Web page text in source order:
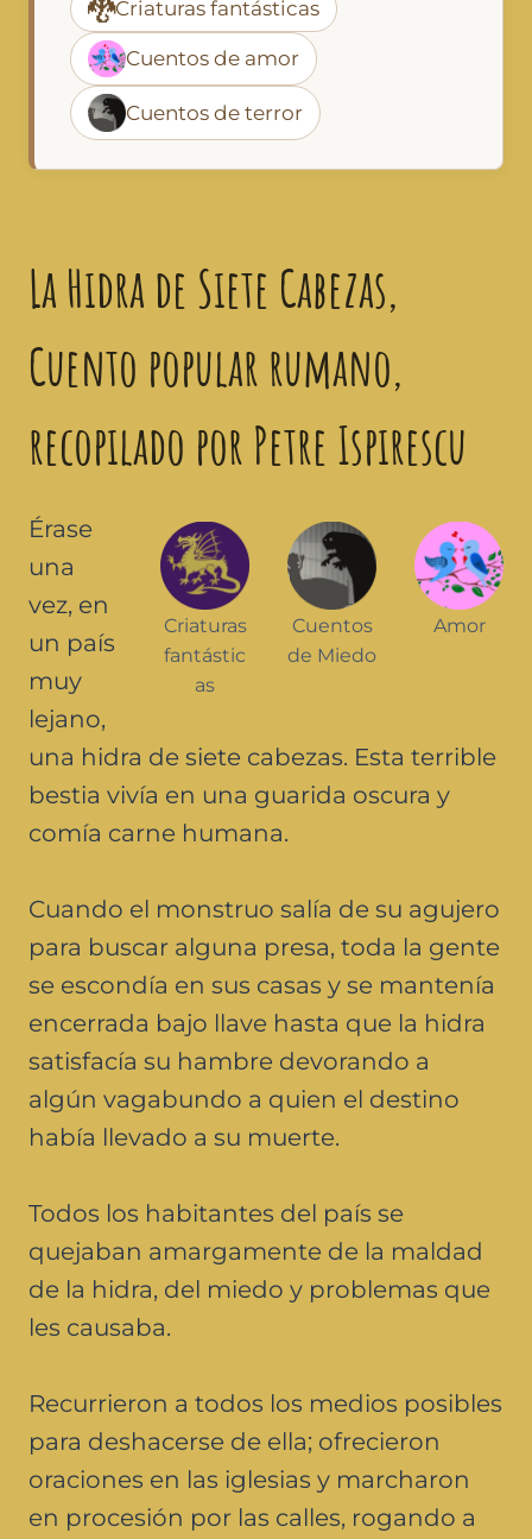
🐉Criaturas fantásticas
Cuentos de amor
Cuentos de terror
La Hidra de Siete Cabezas,
Cuento popular rumano,
recopilado por Petre Ispirescu
Amor
Cuentos
de Miedo
Criaturas
fantástic
as
Érase
una
vez, en
un país
muy
lejano,
una hidra de siete cabezas. Esta terrible
bestia vivía en una guarida oscura y
comía carne humana.
Cuando el monstruo salía de su agujero
para buscar alguna presa, toda la gente
se escondía en sus casas y se mantenía
encerrada bajo llave hasta que la hidra
satisfacía su hambre devorando a
algún vagabundo a quien el destino
había llevado a su muerte.
Todos los habitantes del país se
quejaban amargamente de la maldad
de la hidra, del miedo y problemas que
les causaba.
Recurrieron a todos los medios posibles
para deshacerse de ella; ofrecieron
oraciones en las iglesias y marcharon
en procesión por las calles, rogando a